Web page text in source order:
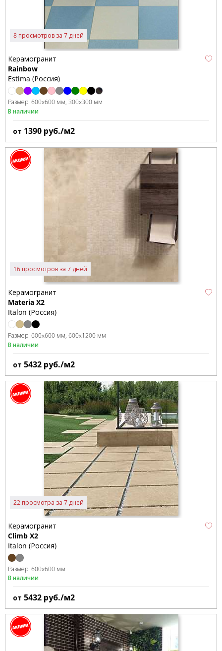
8 просмотров за 7 дней
Керамогранит
Rainbow
Estima (Россия)
Размер: 600x600 мм 300x300 мм
В наличии
от 1390 руб./м2
16 просмотров за 7 дней
Керамогранит
Materia X2
Italon (Россия)
Размер: 600x600 мм 600x1200 мм
В наличии
от 5432 руб./м2
22 просмотра за 7 дней
Керамогранит
Climb X2
Italon (Россия)
Размер: 600x600 мм
В наличии
от 5432 руб./м2